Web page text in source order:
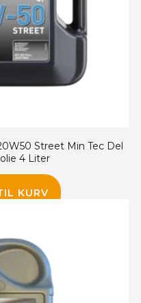
Street Min Tec Del
4 Liter
KURV